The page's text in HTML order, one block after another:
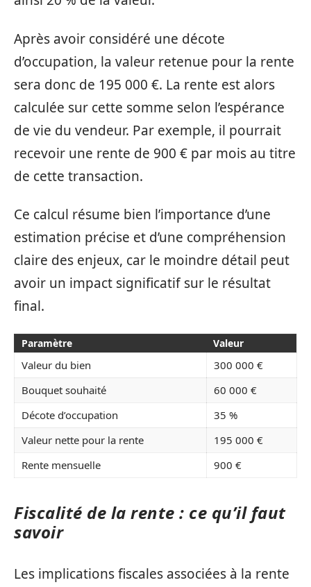
Après avoir considéré une décote
d’occupation, la valeur retenue pour la rente
sera donc de 195 000 €. La rente est alors
calculée sur cette somme selon l’espérance
de vie du vendeur. Par exemple, il pourrait
recevoir une rente de 900 € par mois au titre
de cette transaction.
Ce calcul résume bien l’importance d’une
estimation précise et d’une compréhension
claire des enjeux, car le moindre détail peut
avoir un impact significatif sur le résultat
final.
Paramètre Valeur
Valeur du bien
300 000 €
Bouquet souhaité
60 000 €
Décote d’occupation
35 %
Valeur nette pour la rente
195 000 €
Rente mensuelle
900 €
Fiscalité de la rente : ce qu’il faut
savoir
Les implications fiscales associées à la rente